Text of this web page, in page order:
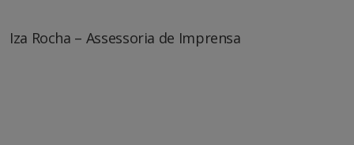
Iza Rocha – Assessoria de Imprensa